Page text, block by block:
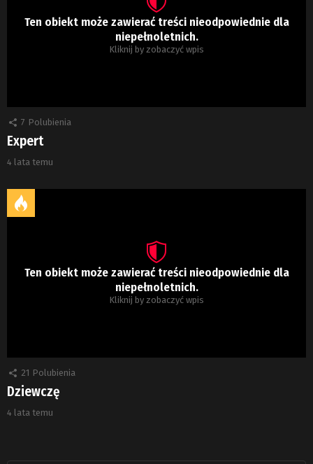
Ten obiekt może zawierać treści nieodpowiednie dla
niepełnoletnich.
Kliknij by zobaczyć wpis
7 Polubienia
Expert
4 lata temu
Ten obiekt może zawierać treści nieodpowiednie dla
niepełnoletnich.
Kliknij by zobaczyć wpis
21 Polubienia
Dziewczę
4 lata temu